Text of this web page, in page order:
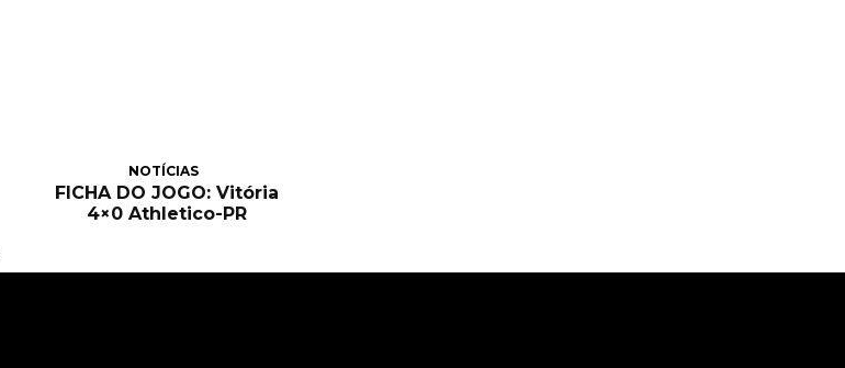
NOTÍCIAS
FICHA DO JOGO: Vitória
4×0 Athletico-PR